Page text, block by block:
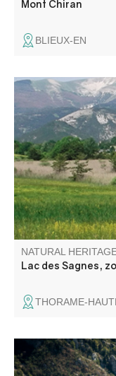
Mont Chiran
BLIEUX-EN
La zone humide
communes de
situe en queue
années 1960 pour
NATURAL
Lac des Sagnes,
THORAME-
La Mescla (the